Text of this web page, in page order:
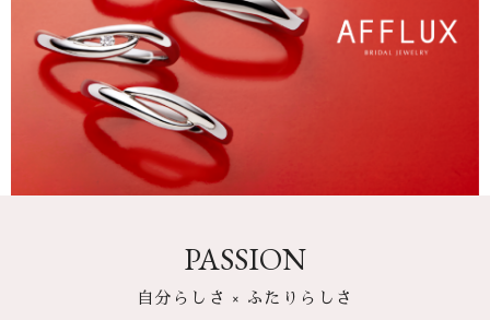
PASSION
自分らしさ × ふたりらしさ